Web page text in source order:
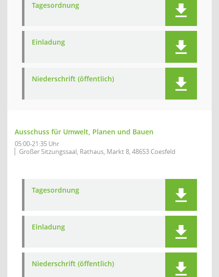
Tagesordnung
Einladung
Niederschrift (öffentlich)
Ausschuss für Umwelt, Planen und Bauen
05:00-21:35 Uhr
Großer Sitzungssaal, Rathaus, Markt 8, 48653 Coesfeld
Tagesordnung
Einladung
Niederschrift (öffentlich)